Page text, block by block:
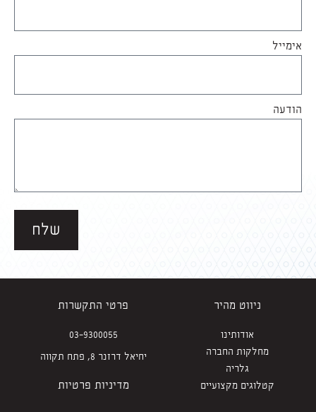
אימייל
הודעה
שלח
ניווט מהיר
אודותינו
מחלקות החברה
גלריה
קטלוגים מקצועיים
פרטי התקשרות
03-9300055
יחיאל דרזנר 8, פתח תקווה
מדיניות פרטיות